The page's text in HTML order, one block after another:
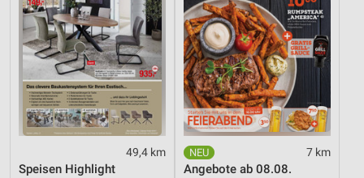
49,4 km
Speisen Highlight
7 km
Angebote ab 08.08.